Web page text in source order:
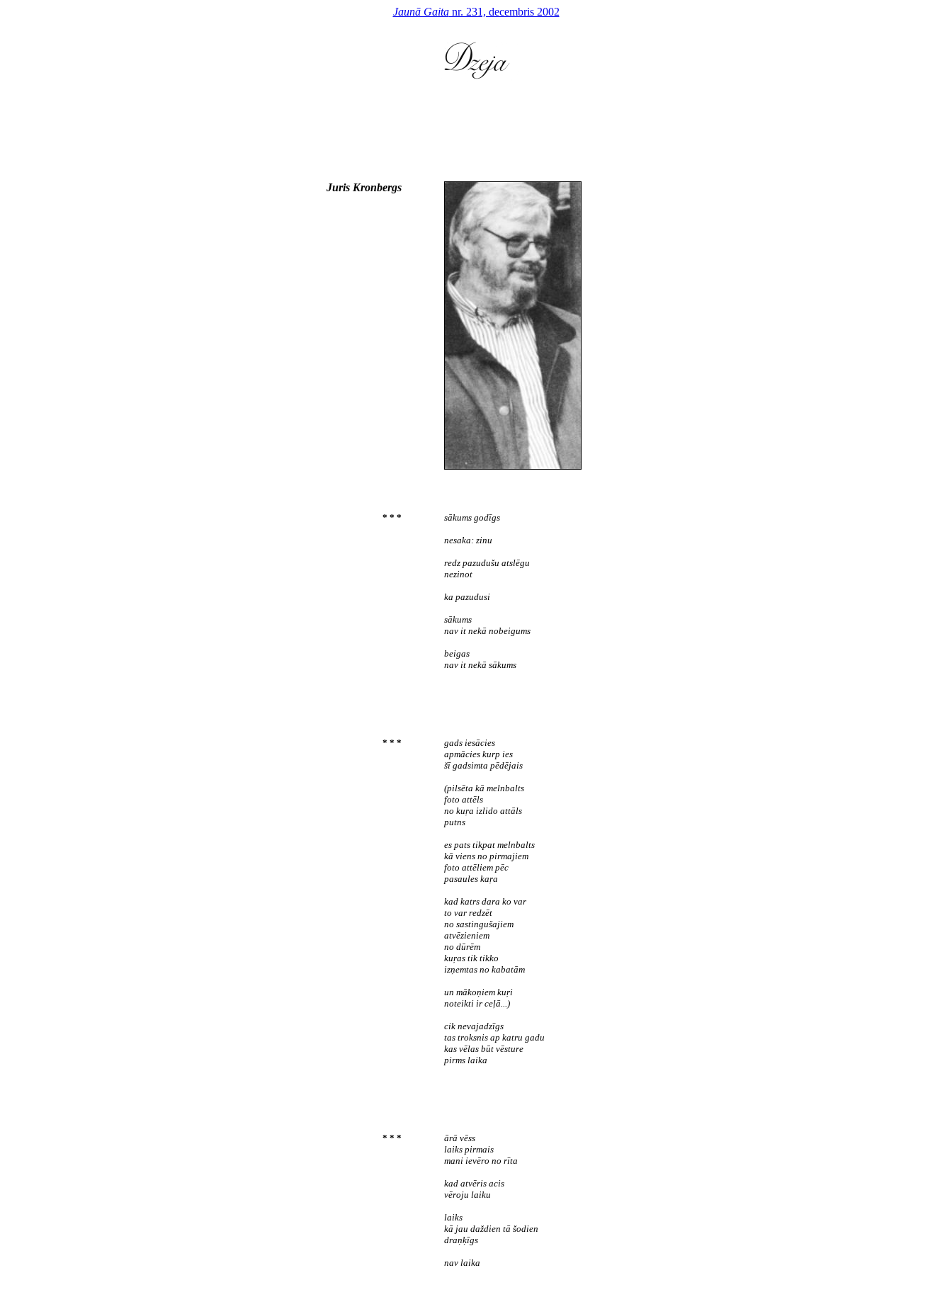
Jaunā Gaitanr. 231, decembris 2002
Juris Kronbergs
* * * sākums godīgs
nesaka: zinu
redz pazudušu atslēgu
nezinot
ka pazudusi
sākums
nav it nekā nobeigums
beigas
nav it nekā sākums
* * *
gads iesācies
apmācies kurp ies
šī gadsimta pēdējais
(pilsēta kā melnbalts
foto attēls
no kuŗa izlido attāls
putns
es pats tikpat melnbalts
kā viens no pirmajiem
foto attēliem pēc
pasaules kaŗa
kad katrs dara ko var
to var redzēt
no sastingušajiem
atvēzieniem
no dūrēm
kuŗas tik tikko
izņemtas no kabatām
un mākoņiem kuŗi
noteikti ir ceļā...)
cik nevajadzīgs
tas troksnis ap katru gadu
kas vēlas būt vēsture
pirms laika
* * *
ārā vēss
laiks pirmais
mani ievēro no rīta
kad atvēris acis
vēroju laiku
laiks
kā jau daždien tā šodien
draņķīgs
nav laika